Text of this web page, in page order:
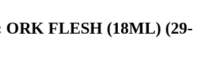
ORK FLESH (18ML) (29-